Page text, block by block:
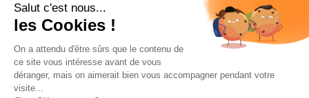
Salut c'est nous...
les Cookies !
On a attendu d'être sûrs que le contenu de
ce site vous intéresse avant de vous
déranger, mais on aimerait bien vous accompagner pendant votre
visite...